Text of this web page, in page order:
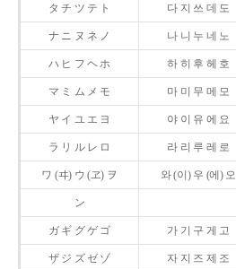
タ チ ツ テ ト 다 지 쓰 데 도
ナ ニ ヌ ネ ノ 나 니 누 네 노
ハ ヒ フ ヘ ホ 하 히 후 헤 호
マ ミ ム メ モ 마 미 무 메 모
ヤ イ ユ エ ヨ 야 이 유 에 요
ラ リ ル レ ロ 라 리 루 레 로
ワ (ヰ) ウ (ヱ) ヲ 와 (이) 우 (에) 오
ン
ガ ギ グ ゲ ゴ 가 기 구 게 고
ザ ジ ズ ゼ ゾ 자 지 즈 제 조